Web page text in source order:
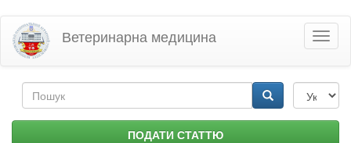
Перейти
основного
матеріалу
Ветеринарна медицина
Пошукова
форма ПОДАТИ СТАТТЮ